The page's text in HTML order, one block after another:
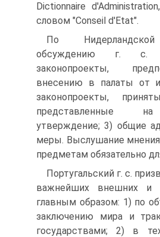
Dictionnaire
словом "Conseil d'Etat".
По Нидерландской
обсуждению г. с.
законопроекты,
внесению в палаты от
законопроекты,
представленные
утверждение; 3) общие
меры. Выслушание
предметам обязательно
Португальский г. с.
важнейших внешних и
главным образом: 1) по
заключению мира и
государствами; 2) в